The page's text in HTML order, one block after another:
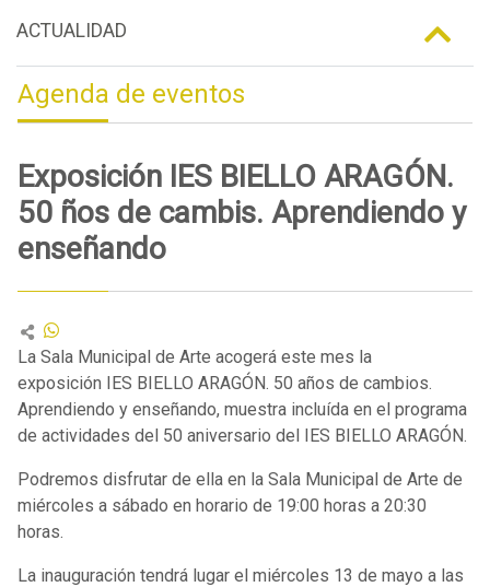
ACTUALIDAD
Agenda de eventos
Exposición IES BIELLO ARAGÓN.
50 ños de cambis. Aprendiendo y
enseñando
La Sala Municipal de Arte acogerá este mes la
exposición IES BIELLO ARAGÓN. 50 años de cambios.
Aprendiendo y enseñando, muestra incluída en el programa
de actividades del 50 aniversario del IES BIELLO ARAGÓN.
Podremos disfrutar de ella en la Sala Municipal de Arte de
miércoles a sábado en horario de 19:00 horas a 20:30
horas.
La inauguración tendrá lugar el miércoles 13 de mayo a las